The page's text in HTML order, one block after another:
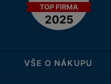
VŠE O NÁKUPU